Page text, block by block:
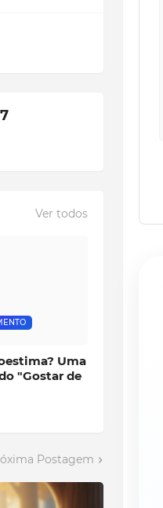
Ver todos
Uma
"Gostar de
Postagem